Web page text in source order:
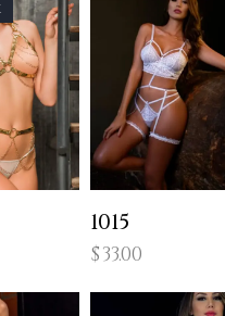
1015
$33.00